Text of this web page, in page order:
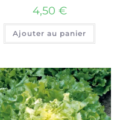
4,50 €
Ajouter au panier